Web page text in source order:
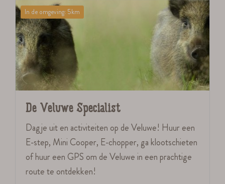
In de omgeving: 5km
De Veluwe Specialist
Dagje uit en activiteiten op de Veluwe! Huur een
E-step, Mini Cooper, E-chopper, ga klootschieten
of huur een GPS om de Veluwe in een prachtige
route te ontdekken!